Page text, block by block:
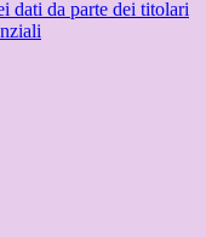
dati da parte dei titolari